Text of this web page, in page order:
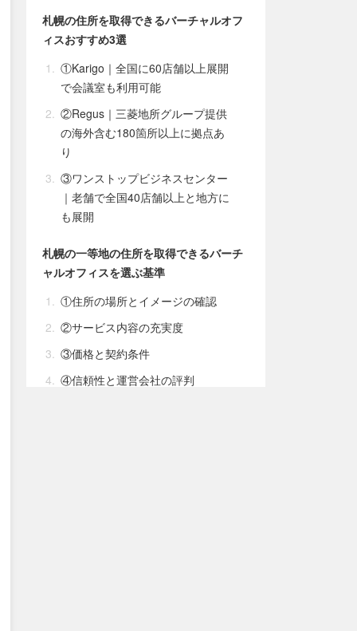
札幌の住所を取得できるバーチャルオフ
ィスおすすめ3選
①Karigo｜全国に60店舗以上展開
で会議室も利用可能
②Regus｜三菱地所グループ提供
の海外含む180箇所以上に拠点あ
り
③ワンストップビジネスセンター
｜老舗で全国40店舗以上と地方に
も展開
札幌の一等地の住所を取得できるバーチ
ャルオフィスを選ぶ基準
①住所の場所とイメージの確認
②サービス内容の充実度
③価格と契約条件
④信頼性と運営会社の評判